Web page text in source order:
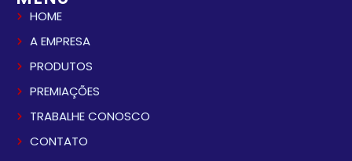
HOME
A EMPRESA
PRODUTOS
PREMIAÇÕES
TRABALHE CONOSCO
CONTATO